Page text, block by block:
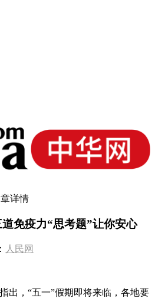
详情
免疫力“思考题”让你安心
人民网
出，“五一”假期即将来临，各地要